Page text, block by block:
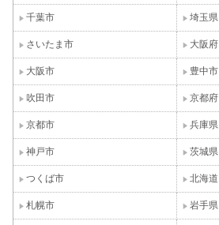
千葉市 埼玉県
さいたま市 大阪府
大阪市 豊中市
吹田市 京都府
京都市 兵庫県
神戸市 茨城県
つくば市 北海道
札幌市 岩手県